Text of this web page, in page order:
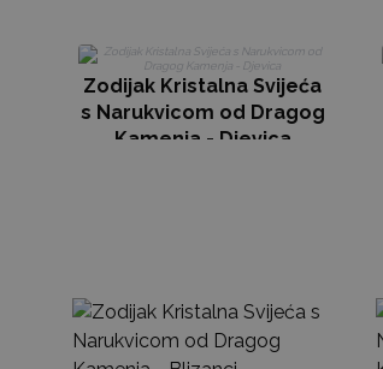
Zodijak Kristalna Svijeća
s Narukvicom od Dragog
Kamenja - Djevica